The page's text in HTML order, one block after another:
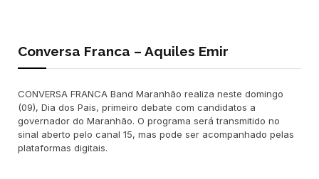
Conversa Franca – Aquiles Emir
CONVERSA FRANCA Band Maranhão realiza neste domingo
(09), Dia dos Pais, primeiro debate com candidatos a
governador do Maranhão. O programa será transmitido no
sinal aberto pelo canal 15, mas pode ser acompanhado pelas
plataformas digitais.